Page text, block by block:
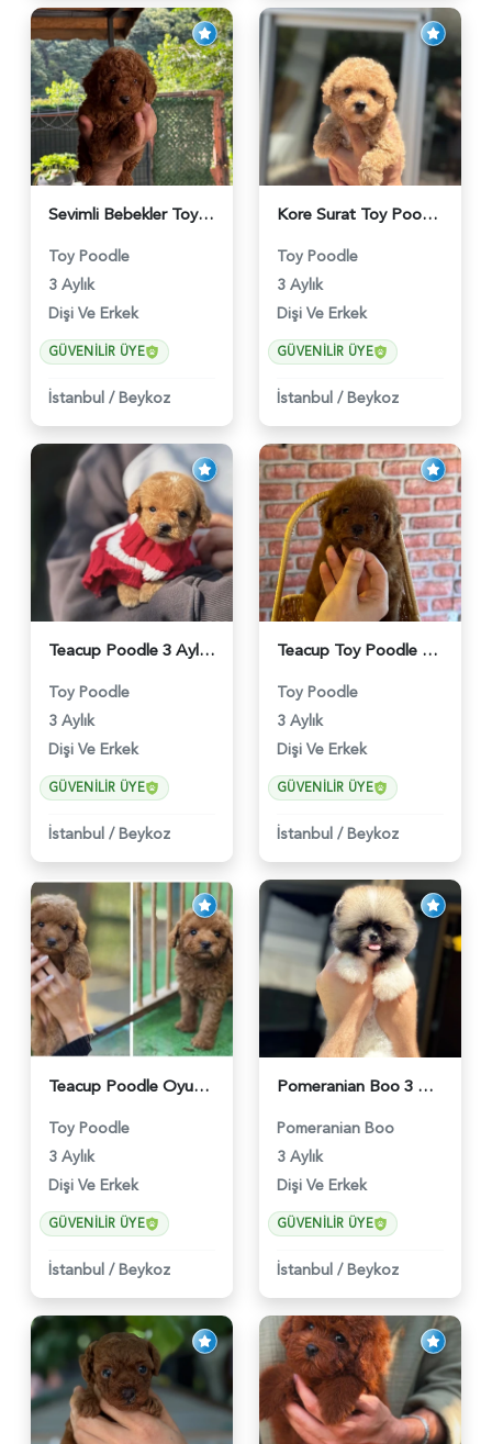
Sevimli Bebekler Toy Poodle - 5964
Toy Poodle
3 Aylık
Dişi Ve Erkek
GÜVENILIR ÜYE
İstanbul / Beykoz
Kore Surat Toy Poodle Dişi ve Erkek Yavrular - 5896
Toy Poodle
3 Aylık
Dişi Ve Erkek
GÜVENILIR ÜYE
İstanbul / Beykoz
Teacup Poodle 3 Aylık Bebeğimiz - 5960
Toy Poodle
3 Aylık
Dişi Ve Erkek
GÜVENILIR ÜYE
İstanbul / Beykoz
Teacup Toy Poodle Muhteşem Kalite Yavrular - 5895
Toy Poodle
3 Aylık
Dişi Ve Erkek
GÜVENILIR ÜYE
İstanbul / Beykoz
Teacup Poodle Oyuncu Yavrularımız - 5966
Toy Poodle
3 Aylık
Dişi Ve Erkek
GÜVENILIR ÜYE
İstanbul / Beykoz
Pomeranian Boo 3 Aylık Hazır Yavrular - 6020
Pomeranian Boo
3 Aylık
Dişi Ve Erkek
GÜVENILIR ÜYE
İstanbul / Beykoz